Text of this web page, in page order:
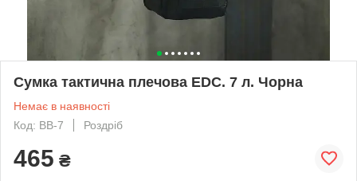
Сумка тактична плечова EDC. 7 л. Чорна
Немає в наявності
Код: BB-7
Роздріб
465 ₴